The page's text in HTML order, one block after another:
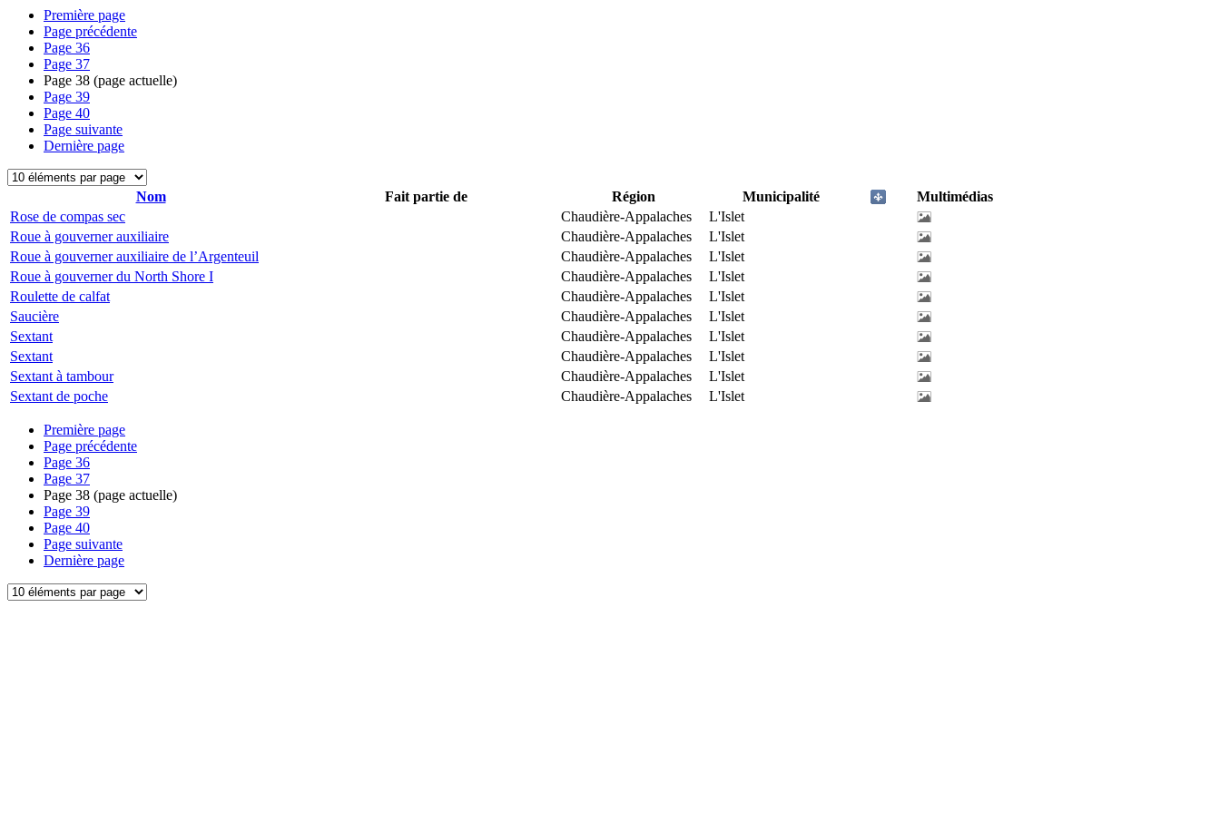
Première page
Page précédente
Page 36
Page 37
Page 38 (page actuelle)
Page 39
Page 40
Page suivante
Dernière page
Nom Fait partie de Région Municipalité
Multimédias
Rose de compas sec
Chaudière-Appalaches
L'Islet
Roue à gouverner auxiliaire
Chaudière-Appalaches
L'Islet
Roue à gouverner auxiliaire de l’Argenteuil
Chaudière-Appalaches
L'Islet
Roue à gouverner du North Shore I
Chaudière-Appalaches
L'Islet
Roulette de calfat
Chaudière-Appalaches
L'Islet
Saucière
Chaudière-Appalaches
L'Islet
Sextant
Chaudière-Appalaches
L'Islet
Sextant
Chaudière-Appalaches
L'Islet
Sextant à tambour
Chaudière-Appalaches
L'Islet
Sextant de poche
Chaudière-Appalaches L'Islet
Première page
Page précédente
Page 36
Page 37
Page 38 (page actuelle)
Page 39
Page 40
Page suivante
Dernière page